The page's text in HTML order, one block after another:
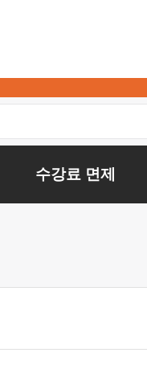
수강료 면제